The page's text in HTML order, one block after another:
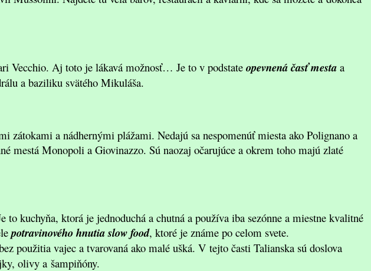
Vecchio. Aj toto je lákavá možnosť… Je to v podstate opevnená časť mesta a
a baziliku svätého Mikuláša.
zátokami a nádhernými plážami. Nedajú sa nespomenúť miesta ako Polignano a
mestá Monopoli a Giovinazzo. Sú naozaj očarujúce a okrem toho majú zlaté
kuchyňa, ktorá je jednoduchá a chutná a používa iba sezónne a miestne kvalitné
potravinového hnutia slow food, ktoré je známe po celom svete.
použitia vajec a tvarovaná ako malé ušká. V tejto časti Talianska sú doslova
olivy a šampiňóny.